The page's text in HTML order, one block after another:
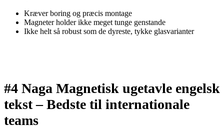
Kræver boring og præcis montage
Magneter holder ikke meget tunge genstande
Ikke helt så robust som de dyreste, tykke glasvarianter
#4 Naga Magnetisk ugetavle engelsk
tekst –Bedste til internationale
teams